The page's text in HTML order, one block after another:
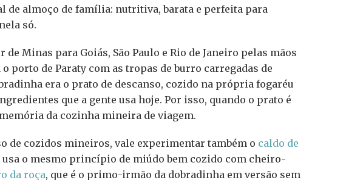
almoço de família: nutritiva, barata e perfeita para
só.
Minas para Goiás, São Paulo e Rio de Janeiro pelas mãos
porto de Paraty com as tropas de burro carregadas de
era o prato de descanso, cozido na própria fogaréu
que a gente usa hoje. Por isso, quando o prato é
da cozinha mineira de viagem.
de cozidos mineiros, vale experimentar também o caldo de
usa o mesmo princípio de miúdo bem cozido com cheiro-
da roça, que é o primo-irmão da dobradinha em versão sem